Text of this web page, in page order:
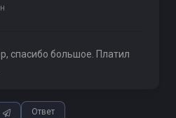
спасибо большое. Платил
Ответ